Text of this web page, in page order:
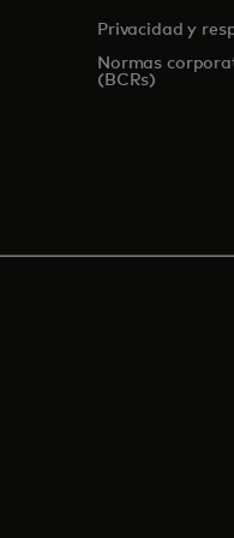
nueva
en una pestaña nueva
Privacidad y
Normas
(BCRs)